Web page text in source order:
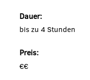
Dauer:
bis zu 4 Stunden
Preis:
€€